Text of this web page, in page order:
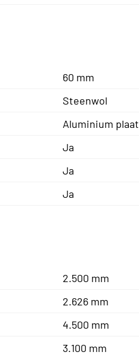
60 mm
Steenwol
Aluminium plaat
Ja
Ja
Ja
2.500 mm
2.626 mm
4.500 mm
3.100 mm